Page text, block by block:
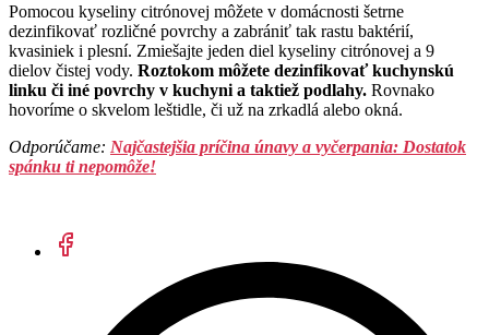
Pomocou kyseliny citrónovej môžete v domácnosti šetrne
dezinfikovať rozličné povrchy a zabrániť tak rastu baktérií,
kvasiniek i plesní. Zmiešajte jeden diel kyseliny citrónovej a 9
dielov čistej vody. Roztokom môžete dezinfikovať kuchynskú
linku či iné povrchy v kuchyni a taktiež podlahy. Rovnako
hovoríme o skvelom leštidle, či už na zrkadlá alebo okná.
Odporúčame: Najčastejšia príčina únavy a vyčerpania: Dostatok
spánku ti nepomôže!